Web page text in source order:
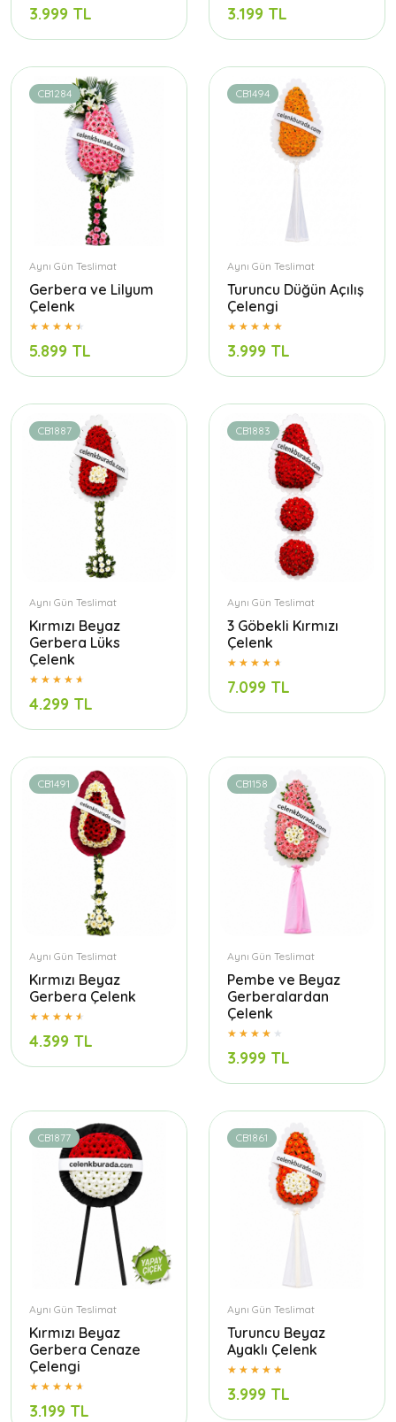
3.999 TL 3.199 TL
CB1284
Aynı Gün Teslimat
Gerbera ve Lilyum
Çelenk
5.899 TL
CB1494
Aynı Gün Teslimat
Turuncu Düğün Açılış
Çelengi
3.999 TL
CB1887
Aynı Gün Teslimat
Kırmızı Beyaz
Gerbera Lüks
Çelenk
4.299 TL
CB1883
Aynı Gün Teslimat
3 Göbekli Kırmızı
Çelenk
7.099 TL
CB1491
Aynı Gün Teslimat
Kırmızı Beyaz
Gerbera Çelenk
4.399 TL
CB1158
Aynı Gün Teslimat
Pembe ve Beyaz
Gerberalardan
Çelenk
3.999 TL
CB1877
Aynı Gün Teslimat
Kırmızı Beyaz
Gerbera Cenaze
Çelengi
3.199 TL
CB1861
Aynı Gün Teslimat
Turuncu Beyaz
Ayaklı Çelenk
3.999 TL